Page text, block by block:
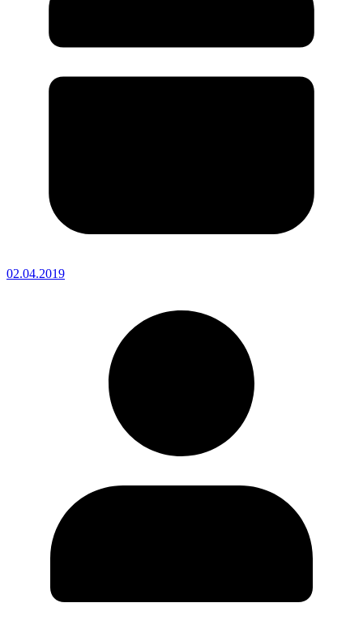
02.04.2019